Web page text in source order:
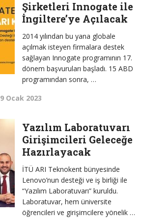
Şirketleri Innogate ile
İngiltere’ye Açılacak
2014 yılından bu yana globale
açılmak isteyen firmalara destek
sağlayan Innogate programının 17.
dönem başvuruları başladı. 15 ABD
programından sonra, …
9 Ocak 2023
Yazılım Laboratuvarı
Girişimcileri Geleceğe
Hazırlayacak
İTÜ ARI Teknokent bünyesinde
Lenovo’nun desteği ve iş birliği ile
“Yazılım Laboratuvarı” kuruldu.
Laboratuvar, hem üniversite
öğrencileri ve girişimcilere yönelik …